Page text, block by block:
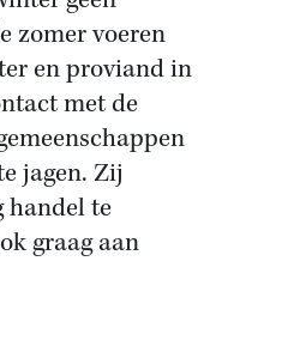
zomer voeren
en proviand in
met de
jagen. Zij
handel te
graag aan